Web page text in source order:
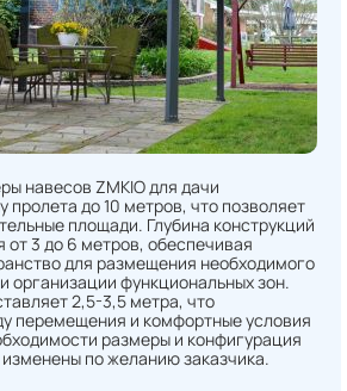
навесов ZMKIO для дачи
пролета до 10 метров, что позволяет
площади. Глубина конструкций
от 3 до 6 метров, обеспечивая
для размещения необходимого
организации функциональных зон.
2,5-3,5 метра, что
перемещения и комфортные условия
размеры и конфигурация
по желанию заказчика.